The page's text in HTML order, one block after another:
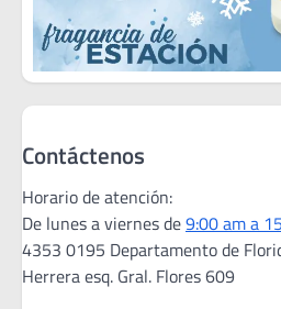
Contáctenos
Horario de atención:
De lunes a viernes de9:00 am a
4353 0195 Departamento de
Herrera esq. Gral. Flores 609